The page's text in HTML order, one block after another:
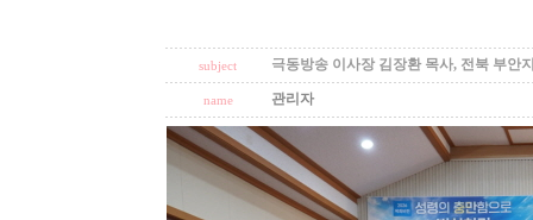
subject 극동방송 이사장 김장환 목사, 전북 부안
name 관리자